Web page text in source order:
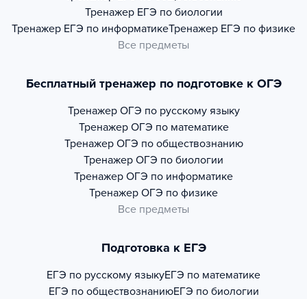
Тренажер ЕГЭ по биологии
Тренажер ЕГЭ по информатикеТренажер ЕГЭ по физике
Все предметы
Бесплатный тренажер по подготовке к ОГЭ
Тренажер ОГЭ по русскому языку
Тренажер ОГЭ по математике
Тренажер ОГЭ по обществознанию
Тренажер ОГЭ по биологии
Тренажер ОГЭ по информатике
Тренажер ОГЭ по физике
Все предметы
Подготовка к ЕГЭ
ЕГЭ по русскому языкуЕГЭ по математике
ЕГЭ по обществознаниюЕГЭ по биологии